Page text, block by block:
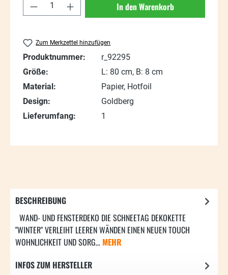
Produkt Anzahl: Gib den gewünschten
In den Warenkorb
Zum Merkzettel hinzufügen
Produktnummer:
r_92295
Größe:
L: 80 cm, B: 8 cm
Material:
Papier, Hotfoil
Design:
Goldberg
Lieferumfang:
1
BESCHREIBUNG
WAND- UND FENSTERDEKO DIE SCHNEETAG DEKOKETTE
"WINTER" VERLEIHT LEEREN WÄNDEN EINEN NEUEN TOUCH
WOHNLICHKEIT UND SORG… MEHR
INFOS ZUM HERSTELLER